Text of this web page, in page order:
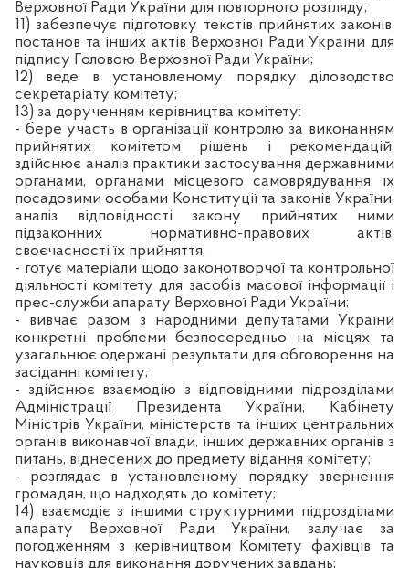
Верховної Ради України для повторного розгляду;
11) забезпечує підготовку текстів прийнятих законів,
постанов та інших актів Верховної Ради України для
підпису Головою Верховної Ради України;
12) веде в установленому порядку діловодство
секретаріату комітету;
13) за дорученням керівництва комітету:
- бере участь в організації контролю за виконанням
прийнятих комітетом рішень і рекомендацій;
здійснює аналіз практики застосування державними
органами, органами місцевого самоврядування, їх
посадовими особами Конституції та законів України,
аналіз відповідності закону прийнятих ними
підзаконних нормативно-правових актів,
своєчасності їх прийняття;
- готує матеріали щодо законотворчої та контрольної
діяльності комітету для засобів масової інформації і
прес-служби апарату Верховної Ради України;
- вивчає разом з народними депутатами України
конкретні проблеми безпосередньо на місцях та
узагальнює одержані результати для обговорення на
засіданні комітету;
- здійснює взаємодію з відповідними підрозділами
Адміністрації Президента України, Кабінету
Міністрів України, міністерств та інших центральних
органів виконавчої влади, інших державних органів з
питань, віднесених до предмету відання комітету;
- розглядає в установленому порядку звернення
громадян, що надходять до комітету;
14) взаємодіє з іншими структурними підрозділами
апарату Верховної Ради України, залучає за
погодженням з керівництвом Комітету фахівців та
науковців для виконання доручених завдань;